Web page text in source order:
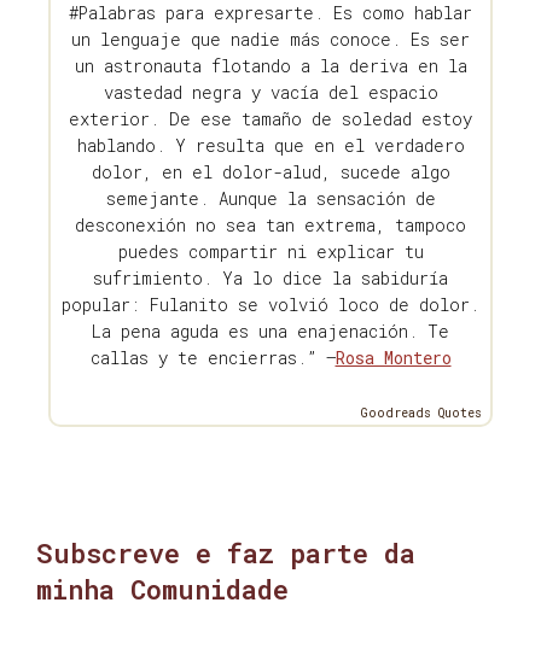
#Palabras para expresarte. Es como hablar
un lenguaje que nadie más conoce. Es ser
un astronauta flotando a la deriva en la
vastedad negra y vacía del espacio
exterior. De ese tamaño de soledad estoy
hablando. Y resulta que en el verdadero
dolor, en el dolor-alud, sucede algo
semejante. Aunque la sensación de
desconexión no sea tan extrema, tampoco
puedes compartir ni explicar tu
sufrimiento. Ya lo dice la sabiduría
popular: Fulanito se volvió loco de dolor.
La pena aguda es una enajenación. Te
callas y te encierras.” —Rosa Montero
Goodreads Quotes
Subscreve e faz parte da
minha Comunidade